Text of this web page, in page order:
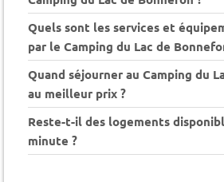
Quels sont les services et
par le Camping du Lac de
Quand séjourner au Camping du
au meilleur prix ?
Reste-t-il des logements
minute ?